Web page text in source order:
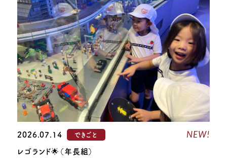
2026.07.14 できごと NEW!
レゴランド🌟（年長組）